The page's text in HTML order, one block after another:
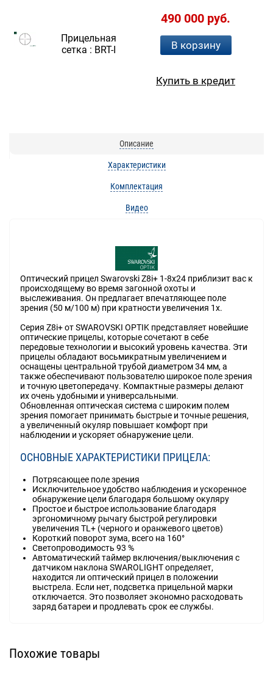
Прицельная
сетка : BRT-I
490 000 руб.
В корзину
Купить в кредит
Описание
Характеристики
Комплектация
Видео
Оптический прицел Swarovski Z8i+ 1-8х24 приблизит вас к
происходящему во время загонной охоты и
выслеживания. Он предлагает впечатляющее поле
зрения (50 м/100 м) при кратности увеличения 1x.
Серия Z8i+ от SWAROVSKI OPTIK представляет новейшие
оптические прицелы, которые сочетают в себе
передовые технологии и высокий уровень качества. Эти
прицелы обладают восьмикратным увеличением и
оснащены центральной трубой диаметром 34 мм, а
также обеспечивают пользователю широкое поле зрения
и точную цветопередачу. Компактные размеры делают
их очень удобными и универсальными.
Обновленная оптическая система с широким полем
зрения помогает принимать быстрые и точные решения,
а увеличенный окуляр повышает комфорт при
наблюдении и ускоряет обнаружение цели.
ОСНОВНЫЕ ХАРАКТЕРИСТИКИ ПРИЦЕЛА:
Потрясающее поле зрения
Исключительное удобство наблюдения и ускоренное
обнаружение цели благодаря большому окуляру
Простое и быстрое использование благодаря
эргономичному рычагу быстрой регулировки
увеличения TL+ (черного и оранжевого цветов)
Короткий поворот зума, всего на 160°
Светопроводимость 93 %
Автоматический таймер включения/выключения с
датчиком наклона SWAROLIGHT определяет,
находится ли оптический прицел в положении
выстрела. Если нет, подсветка прицельной марки
отключается. Это позволяет экономно расходовать
заряд батареи и продлевать срок ее службы.
Похожие товары